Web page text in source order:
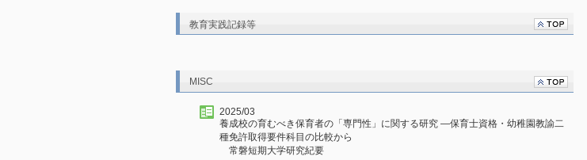
教育実践記録等
MISC
2025/03
養成校の育むべき保育者の「専門性」に関する研究 ―保育士資格・幼稚園教諭二
種免許取得要件科目の比較から
常磐短期大学研究紀要